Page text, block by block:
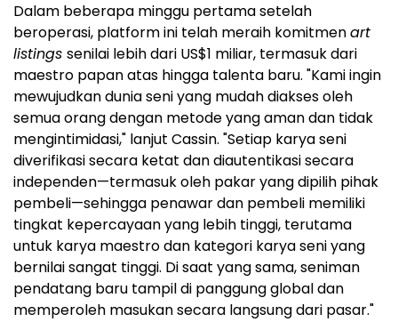
Dalam beberapa minggu pertama setelah
beroperasi, platform ini telah meraih komitmenart
listings senilai lebih dari US$1 miliar, termasuk dari
maestro papan atas hingga talenta baru. "Kami ingin
mewujudkan dunia seni yang mudah diakses oleh
semua orang dengan metode yang aman dan tidak
mengintimidasi," lanjut Cassin. "Setiap karya seni
diverifikasi secara ketat dan diautentikasi secara
independen—termasuk oleh pakar yang dipilih pihak
pembeli—sehingga penawar dan pembeli memiliki
tingkat kepercayaan yang lebih tinggi, terutama
untuk karya maestro dan kategori karya seni yang
bernilai sangat tinggi. Di saat yang sama, seniman
pendatang baru tampil di panggung global dan
memperoleh masukan secara langsung dari pasar."